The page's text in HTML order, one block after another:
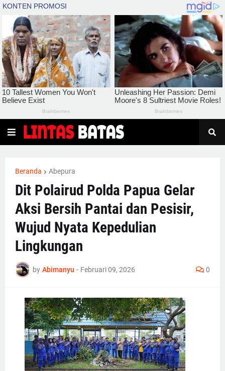
Beranda Abepura
Dit Polairud Polda Papua Gelar
Aksi Bersih Pantai dan Pesisir,
Wujud Nyata Kepedulian
Lingkungan
by Abimanyu - Februari 09, 2026 0